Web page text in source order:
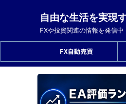
自由な生活を実現
FXや投資関連の情報を発信中
FX自動売買